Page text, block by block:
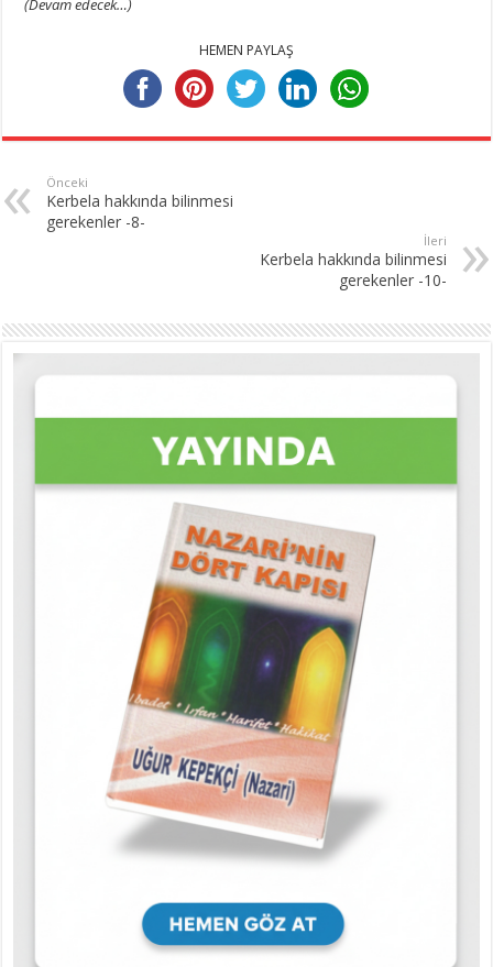
(Devam edecek…)
HEMEN PAYLAŞ
Önceki
Kerbela hakkında bilinmesi
gerekenler -8-
İleri
Kerbela hakkında bilinmesi
gerekenler -10-